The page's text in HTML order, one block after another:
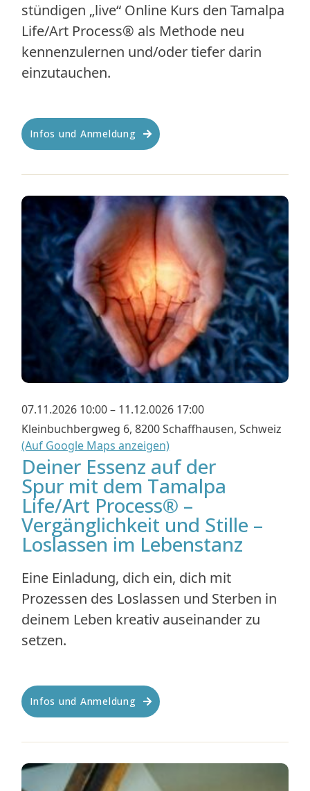
stündigen „live“ Online Kurs den Tamalpa
Life/Art Process® als Methode neu
kennenzulernen und/oder tiefer darin
einzutauchen.
Infos und Anmeldung
07.11.2026 10:00 – 11.12.0026 17:00
Kleinbuchbergweg 6, 8200 Schaffhausen, Schweiz
(Auf Google Maps anzeigen)
Deiner Essenz auf der
Spur mit dem Tamalpa
Life/Art Process® –
Vergänglichkeit und Stille –
Loslassen im Lebenstanz
Eine Einladung, dich ein, dich mit
Prozessen des Loslassen und Sterben in
deinem Leben kreativ auseinander zu
setzen.
Infos und Anmeldung